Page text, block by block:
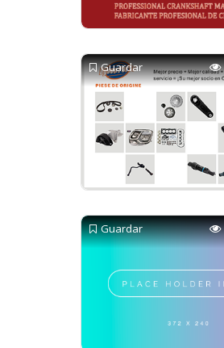
Guardar
Guardar